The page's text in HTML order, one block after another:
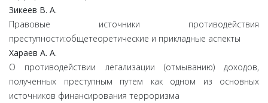
Зикеев В. А.
Правовые источники противодействия
преступности:общетеоретические и прикладные аспекты
Хараев А. А.
О противодействии легализации (отмыванию) доходов,
полученных преступным путем как одном из основных
источников финансирования терроризма